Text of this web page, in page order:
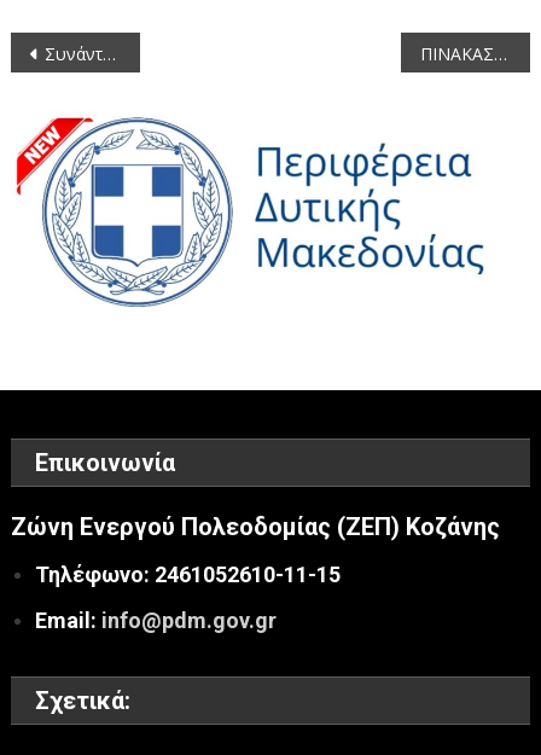
Πλοήγηση
Συνάντηση Περιφερειάρχη Δυτικής Μακεδονίας με την Ένωση Αστυνομικών Υπαλλήλων Π.Ε. Κοζάνης ΠΙΝΑΚΑΣ Των συζητηθέντων θεμάτων κατά την 20η/29-10-2014 συνεδρίαση του Περιφερειακού Συμβουλίου Δυτικής Μακεδονίας
Επικοινωνία
Ζώνη Ενεργού Πολεοδομίας (ΖΕΠ) Κοζάνης
Τηλέφωνο: 2461052610-11-15
Email: info@pdm.gov.gr
Σχετικά: